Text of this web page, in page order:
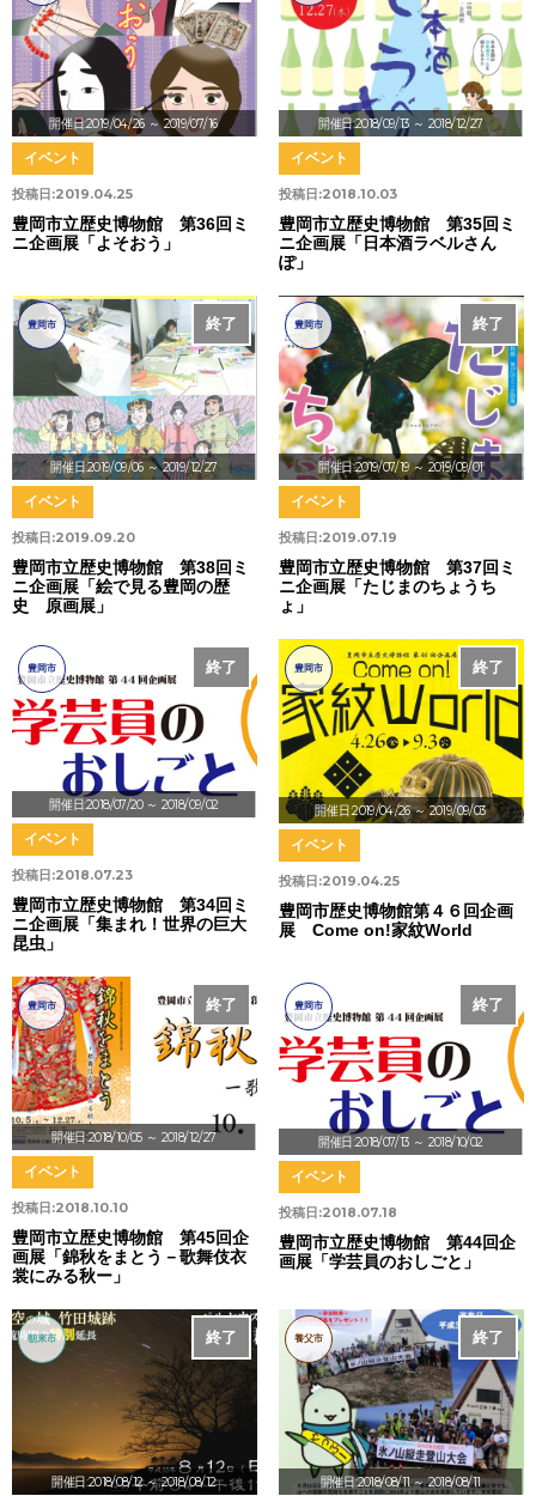
開催日:2019/04/26 ～ 2019/07/16
投稿日:2019.04.25
イベント
豊岡市立歴史博物館 第36回ミ
ニ企画展「よそおう」
開催日:2018/09/13 ～ 2018/12/27
投稿日:2018.10.03
イベント
豊岡市立歴史博物館 第35回ミ
ニ企画展「日本酒ラベルさん
ぽ」
開催日:2019/09/06 ～ 2019/12/27
終了
豊岡市
投稿日:2019.09.20
イベント
豊岡市立歴史博物館 第38回ミ
ニ企画展「絵で見る豊岡の歴
史 原画展」
開催日:2019/07/19～ 2019/09/01
終了
豊岡市
投稿日:2019.07.19
イベント
豊岡市立歴史博物館 第37回ミ
ニ企画展「たじまのちょうち
ょ」
開催日:2018/07/20 ～ 2018/09/02
終了
豊岡市
投稿日:2018.07.23
イベント
豊岡市立歴史博物館 第34回ミ
ニ企画展「集まれ！世界の巨大
昆虫」
開催日:2019/04/26～ 2019/09/03
終了
豊岡市
投稿日:2019.04.25
イベント
豊岡市歴史博物館第４６回企画
展 Come on!家紋World
開催日:2018/10/05 ～ 2018/12/27
終了
豊岡市
投稿日:2018.10.10
イベント
豊岡市立歴史博物館 第45回企
画展「錦秋をまとう－歌舞伎衣
裳にみる秋ー」
開催日:2018/07/13 ～ 2018/10/02
終了
豊岡市
投稿日:2018.07.18
イベント
豊岡市立歴史博物館 第44回企
画展「学芸員のおしごと」
開催日:2018/08/12～ 2018/08/12
終了
朝来市
開催日:2018/08/11～ 2018/08/11
終了
養父市